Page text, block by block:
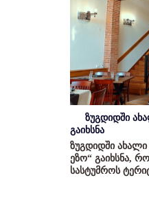
ზუგდიდში
გაიხსნა
ზუგდიდში
ეზო“ გაიხსნა,
სასტუმროს